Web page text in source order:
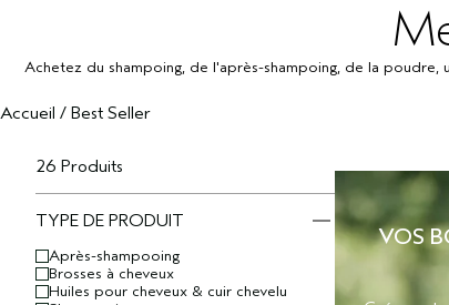
Achetez du shampoing, de l'après-shampoing, de la
Accueil / Best Seller
26 Produits
TYPE DE PRODUIT
Après-shampooing
Brosses à cheveux
Huiles pour cheveux & cuir chevelu
VOS